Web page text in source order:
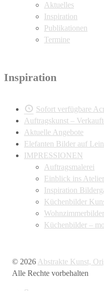
Aktuelles
Inspiration
Publikationen
Termine
Inspiration
Sofort verfügbare
Auftragskunst –
Aktuelle Angebote
Elefanten Bilder auf
IMPRESSIONEN
Auftragsmalerei
Einblick ins Atelier
Inspiration
Küchenbilder
Wohnzimmerbilder
Küchenbilder –
© 2026 Abstrakte Kunst,
Alle Rechte vorbehalten